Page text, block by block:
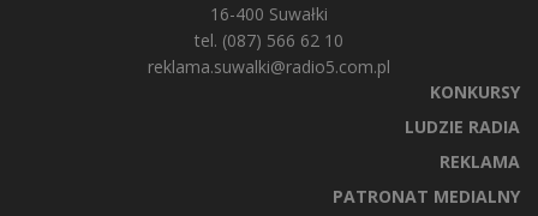
16-400 Suwałki
tel. (087) 566 62 10
reklama.suwalki@radio5.com.pl
KONKURSY
LUDZIE RADIA
REKLAMA
PATRONAT MEDIALNY